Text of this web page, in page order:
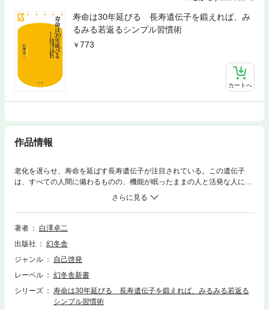
寿命は30年延びる 長寿遺伝子を鍛えれば、み
るみる若返るシンプル習慣術
773
カートへ
作品情報
老化を遅らせ、寿命を延ばす長寿遺伝子が注目されている。この遺伝子
は、すべての人間に備わるものの、機能が眠ったままの人と活発な人に分
かれる。本来の働きが十分に発揮されれば、人は100歳を超えても元気に
生きられる。活性化のスイッチとなるのは、食事、睡眠、運動といった生
活全体のバランス。特定の食べ物だけ摂取しても意味はなく、24時間にわ
たる小さな習慣の積み重ねによってしか、効果は上がらない。遺伝子が老
一人者が伝授する決定版。
著者
白澤卓二
出版社
幻冬舎
ジャンル
自己啓発
レーベル
幻冬舎新書
シリーズ
寿命は30年延びる 長寿遺伝子を鍛えれば、みるみる若返る
シンプル習慣術